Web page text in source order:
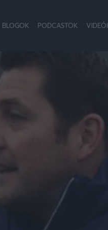
BLOGOK PODCASTOK